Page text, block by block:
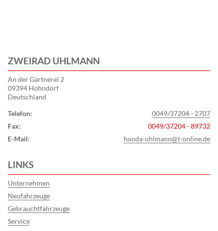
ZWEIRAD UHLMANN
An der Gärtnerei 2
09394 Hohndorf
Deutschland
Telefon:
0049/37204 - 2707
Fax:
0049/37204 - 89732
E-Mail:
honda-uhlmann@t-online.de
LINKS
Unternehmen
Neufahrzeuge
Gebrauchtfahrzeuge
Service